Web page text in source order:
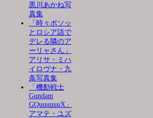
黒川あかね写
真集
「時々ボソッ
とロシア語で
デレる隣のア
ーリャさん」
アリサ・ミハ
イロヴナ・九
条写真集
「機動戦士
Gundam
GQuuuuuuX」
アマテ・ユズ